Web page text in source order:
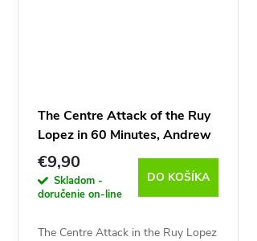
The Centre Attack of the Ruy
Lopez in 60 Minutes, Andrew
Martin - verzia na stiahnutie
(anglicky)
€9,90
Skladom -
doručenie on-line
DO KOŠÍKA
The Centre Attack in the Ruy Lopez